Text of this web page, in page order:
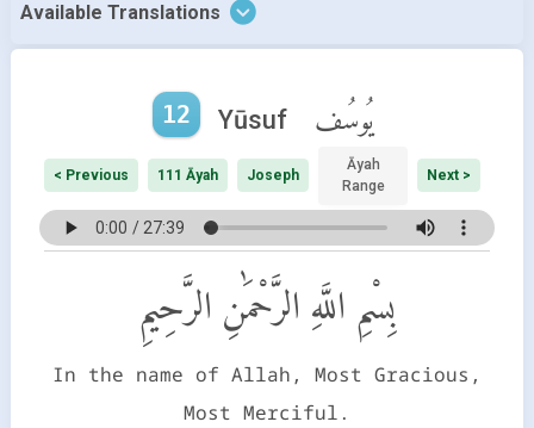
Available Translations
12 Yūsuf يُوسُف
< Previous 111 Āyah Joseph
Āyah
Range
Next >
بِسْمِ اللَّهِ الرَّحْمَٰنِ الرَّحِيمِ
In the name of Allah, Most Gracious,
Most Merciful.